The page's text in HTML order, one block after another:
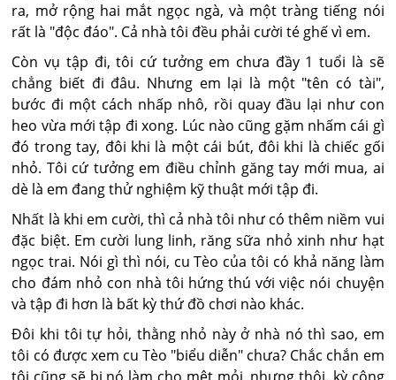
ra, mở rộng hai mắt ngọc ngà, và một tràng tiếng nói
rất là "độc đáo". Cả nhà tôi đều phải cười té ghế vì em.
Còn vụ tập đi, tôi cứ tưởng em chưa đầy 1 tuổi là sẽ
chẳng biết đi đâu. Nhưng em lại là một "tên có tài",
bước đi một cách nhấp nhô, rồi quay đầu lại như con
heo vừa mới tập đi xong. Lúc nào cũng gặm nhấm cái gì
đó trong tay, đôi khi là một cái bút, đôi khi là chiếc gối
nhỏ. Tôi cứ tưởng em điều chỉnh găng tay mới mua, ai
dè là em đang thử nghiệm kỹ thuật mới tập đi.
Nhất là khi em cười, thì cả nhà tôi như có thêm niềm vui
đặc biệt. Em cười lung linh, răng sữa nhỏ xinh như hạt
ngọc trai. Nói gì thì nói, cu Tèo của tôi có khả năng làm
cho đám nhỏ con nhà tôi hứng thú với việc nói chuyện
và tập đi hơn là bất kỳ thứ đồ chơi nào khác.
Đôi khi tôi tự hỏi, thằng nhỏ này ở nhà nó thì sao, em
tôi có được xem cu Tèo "biểu diễn" chưa? Chắc chắn em